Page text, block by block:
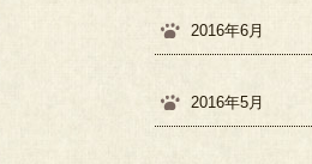
2016年6月
2016年5月